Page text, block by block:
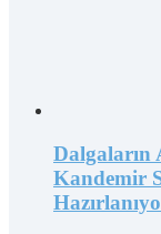
Dalgaların
Kandemir